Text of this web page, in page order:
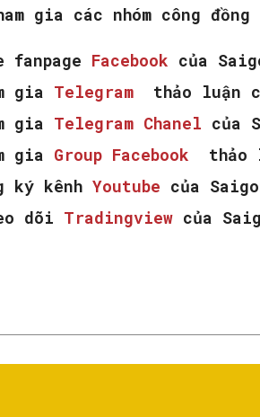
gia các nhóm công
fanpage Facebook của
gia Telegram
thảo luận
gia Telegram Chanel của
gia Group Facebook
thảo
ký kênh Youtube của
dõi Tradingview của